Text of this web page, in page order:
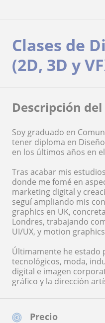
Precio
Clases de
(2D, 3D y
Descripción
Soy graduado en
tener diploma en
en los últimos años en
Tras acabar mis
donde me fomé en
marketing digital y
seguí ampliando mis
graphics en UK,
Londres, trabajando
UI/UX, y motion
Últimamente he estado
tecnológicos, moda,
digital e imagen
gráfico y la dirección